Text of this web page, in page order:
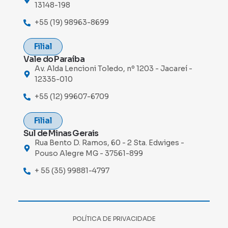
13148-198
+55 (19) 98963-8699
Filial
Vale do Paraíba
Av. Alda Lencioni Toledo, nº 1203 - Jacareí -
12335-010
+55 (12) 99607-6709
Filial
Sul de Minas Gerais
Rua Bento D. Ramos, 60 - 2 Sta. Edwiges -
Pouso Alegre MG - 37561-899
+ 55 (35) 99881-4797
POLÍTICA DE PRIVACIDADE